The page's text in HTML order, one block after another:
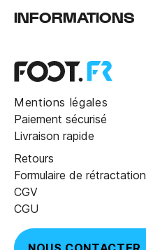
INFORMATIONS
Mentions légales
Paiement sécurisé
Livraison rapide
Retours
Formulaire de rétractation
CGV
CGU